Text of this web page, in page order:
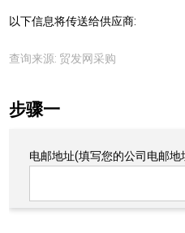
以下信息将传送给供应商:
查询来源: 贸发网采购
步骤一
电邮地址(填写您的公司电邮